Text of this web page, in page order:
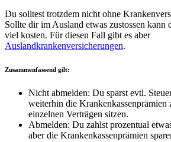
Du solltest trotzdem nicht ohne
Sollte dir im Ausland etwas zustossen kann
viel kosten. Für diesen Fall gibt es aber
Auslandkrankenversicherungen.
Zusammenfassend gilt:
Nicht abmelden: Du sparst evtl.
weiterhin die Krankenkassenprämien
einzelnen Verträgen sitzen.
Abmelden: Du zahlst prozentual
aber die Krankenkassenprämien